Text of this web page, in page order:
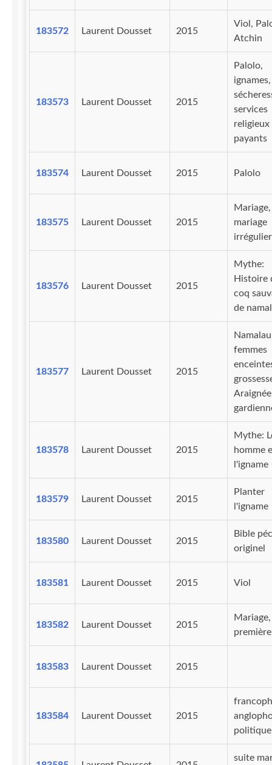
183572 Laurent Dousset 2015
Viol,
Atchin
183573 Laurent Dousset 2015
Palolo,
ignames,
services
religieux
payants
183574 Laurent Dousset 2015 Palolo
183575 Laurent Dousset 2015
Mariage,
mariage
irrégulier
183576 Laurent Dousset 2015
Mythe:
Histoire
coq
de
183577 Laurent Dousset 2015
femmes
Araignée
183578 Laurent Dousset 2015
Mythe:
homme
l'igname
183579 Laurent Dousset 2015
Planter
l'igname
183580 Laurent Dousset 2015
Bible
originel
183581 Laurent Dousset 2015 Viol
183582 Laurent Dousset 2015
Mariage,
183583 Laurent Dousset 2015
183584 Laurent Dousset 2015
politique
suite